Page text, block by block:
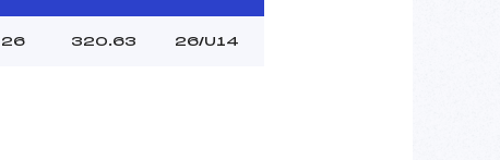
26 320.63 26/U14